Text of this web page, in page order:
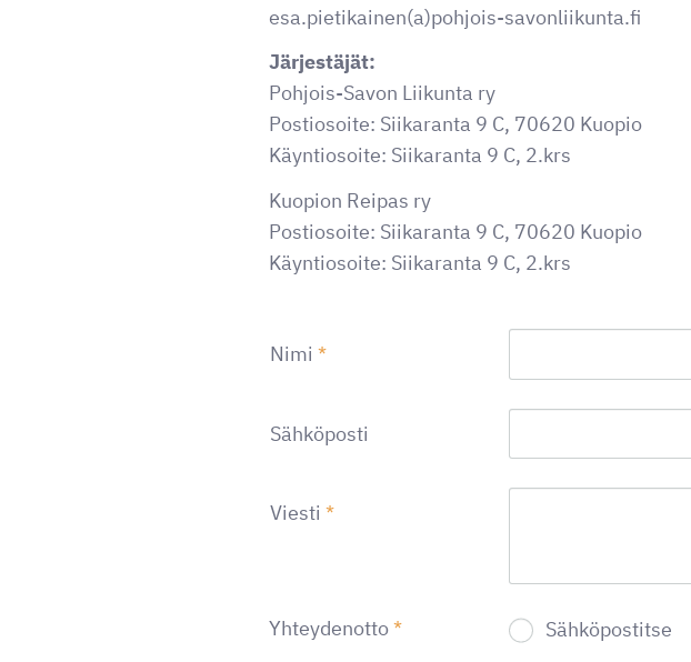
esa.pietikainen(a)pohjois-savonliikunta.fi
Järjestäjät:
Pohjois-Savon Liikunta ry
Postiosoite: Siikaranta 9 C, 70620 Kuopio
Käyntiosoite: Siikaranta 9 C, 2.krs
Kuopion Reipas ry
Postiosoite: Siikaranta 9 C, 70620 Kuopio
Käyntiosoite: Siikaranta 9 C, 2.krs
Nimi *
Sähköposti
Viesti *
Yhteydenotto* Sähköpostitse